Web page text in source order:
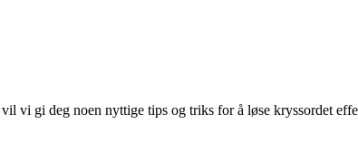
vi gi deg noen nyttige tips og triks for å løse kryssordet